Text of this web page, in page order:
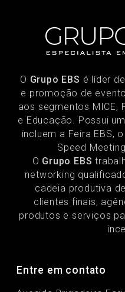
O Grupo EBS é líder
e promoção de
aos segmentos MICE,
e Educação. Possui
incluem a Feira EBS,
Speed
O Grupo EBS
networking
cadeia produtiva
clientes finais,
produtos e serviços
Entre em contato